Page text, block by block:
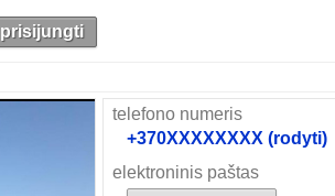
prisijungti
telefono numeris
+370XXXXXXXX (rodyti)
elektroninis paštas